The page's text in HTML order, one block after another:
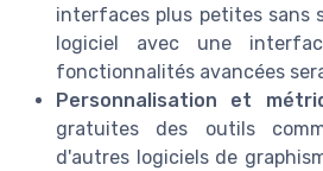
interfaces plus petites sans
logiciel avec une
fonctionnalités avancées
Personnalisation et
gratuites des outils
d'autres logiciels de